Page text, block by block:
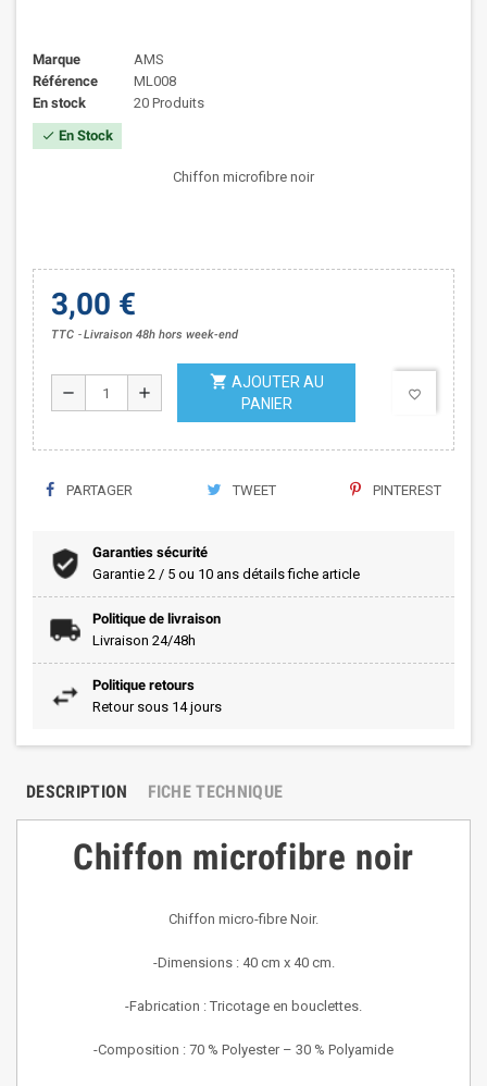
Marque
AMS
Référence
ML008
En stock
20 Produits
check En Stock
Chiffon microfibre noir
3,00 €
TTC Livraison 48h hors week-end
remove add
shopping_cart AJOUTER AU
PANIER
favorite_border
PARTAGER TWEET PINTEREST
Garanties sécurité
Garantie 2 / 5 ou 10 ans détails fiche article
Politique de livraison
Livraison 24/48h
Politique retours
Retour sous 14 jours
DESCRIPTION FICHE TECHNIQUE
Chiffon microfibre noir
Chiffon micro-fibre Noir.
-Dimensions : 40 cm x 40 cm.
-Fabrication : Tricotage en bouclettes.
-Composition : 70 % Polyester – 30 % Polyamide